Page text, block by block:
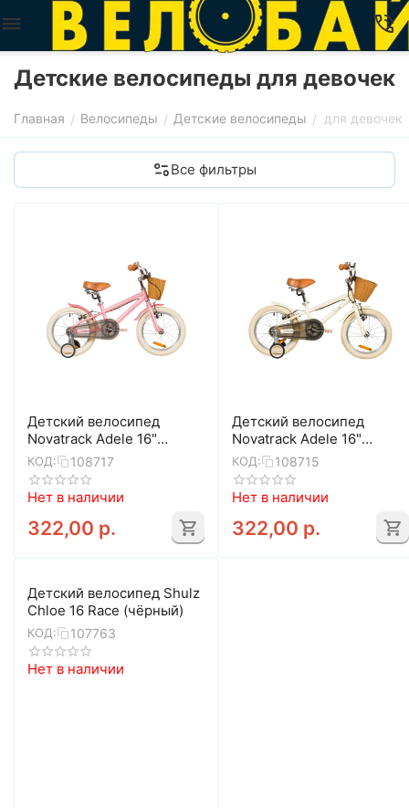
Детские велосипеды для девочек
Главная / Велосипеды / Детские велосипеды / для девочек
Все фильтры
Детский велосипед
Novatrack Adele 16"
(розовый)
КОД: 108717
Нет в наличии
322,00 р.
Детский велосипед
Novatrack Adele 16"
(бежевый)
КОД: 108715
Нет в наличии
322,00 р.
Детский велосипед Shulz
Chloe 16 Race (чёрный)
КОД: 107763
Нет в наличии